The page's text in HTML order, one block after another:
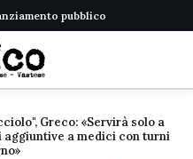
pubblico
Greco: «Servirà solo a
a medici con turni